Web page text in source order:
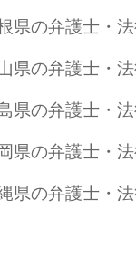
県の弁護士・
県の弁護士・
県の弁護士・
県の弁護士・
県の弁護士・